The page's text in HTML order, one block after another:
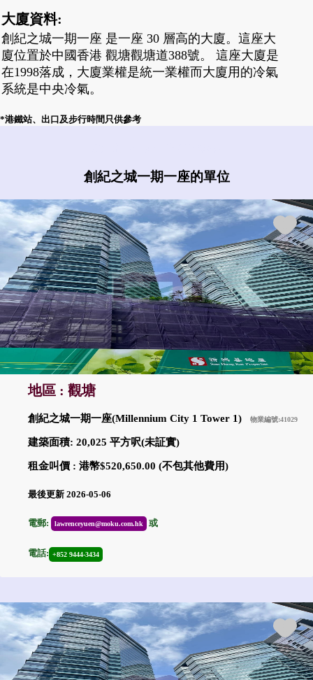
大廈資料:
創紀之城一期一座 是一座 30 層高的大廈。這座大
廈位置於中國香港 觀塘觀塘道388號。 這座大廈是
在1998落成，大廈業權是統一業權而大廈用的冷氣
系統是中央冷氣。
*港鐵站、出口及步行時間只供參考
創紀之城一期一座的單位
地區 : 觀塘
創紀之城一期一座(Millennium City 1 Tower 1) 物業編號:41029
建築面積: 20,025 平方呎(未証實)
租金叫價 : 港幣$520,650.00 (不包其他費用)
最後更新 2026-05-06
電郵: lawrenceyuen@moku.com.hk 或
電話: +852 9444-3434